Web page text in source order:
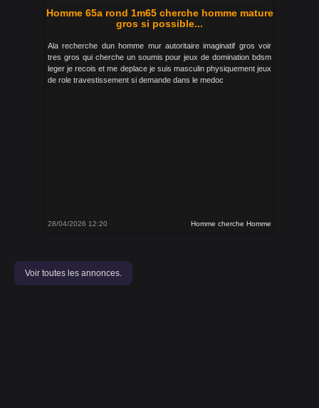
Homme 65a rond 1m65 cherche homme mature
gros si possible...
Ala recherche dun homme mur autoritaire imaginatif gros voir
tres gros qui cherche un soumis pour jeux de domination bdsm
leger je recois et me deplace je suis masculin physiquement jeux
de role travestissement si demande dans le medoc
28/04/2026 12:20 Homme cherche Homme
Voir toutes les annonces.